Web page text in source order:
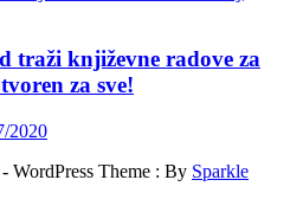
traži književne radove za
za sve!
2020
WordPress Theme : By Sparkle